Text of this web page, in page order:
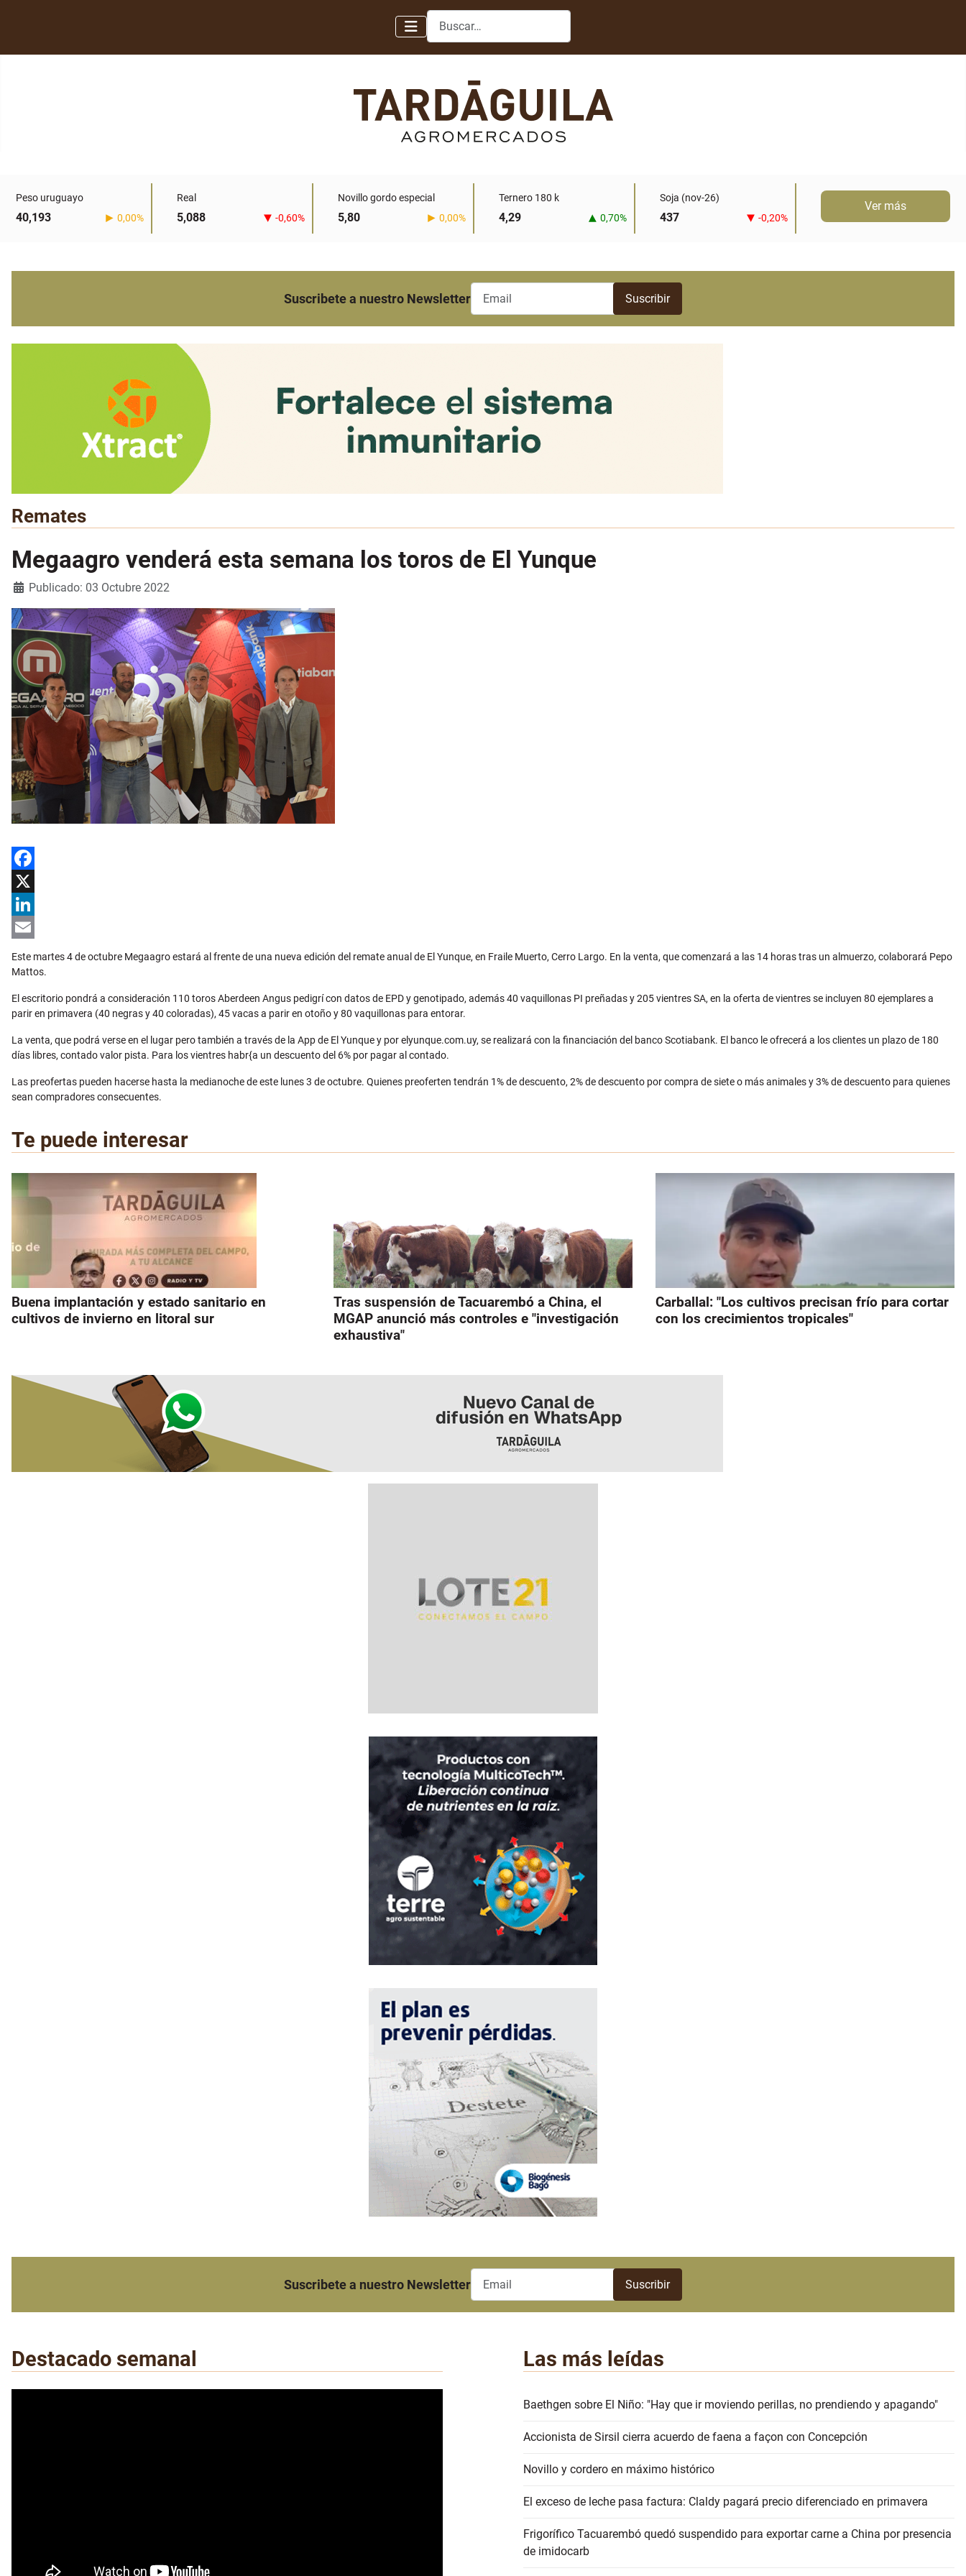
Buscar
Peso uruguayo
40,193 0,00%
Real
5,088 -0,60%
Novillo gordo especial
5,80 0,00%
Ternero 180 k
4,29 0,70%
Soja (nov-26)
437 -0,20%
Ver más
Suscribete a nuestro Newsletter
Remates
Megaagro venderá esta semana los toros de El Yunque
Detalles
Publicado: 03 Octubre 2022
Facebook
X
LinkedIn
Este martes 4 de octubre Megaagro estará al frente de una nueva edición del remate anual de El Yunque, en Fraile Muerto, Cerro Largo. En la venta, que comenzará a las 14 horas tras un almuerzo, colaborará Pepo
Mattos.
El escritorio pondrá a consideración 110 toros Aberdeen Angus pedigrí con datos de EPD y genotipado, además 40 vaquillonas PI preñadas y 205 vientres SA, en la oferta de vientres se incluyen 80 ejemplares a
parir en primavera (40 negras y 40 coloradas), 45 vacas a parir en otoño y 80 vaquillonas para entorar.
La venta, que podrá verse en el lugar pero también a través de la App de El Yunque y por elyunque.com.uy, se realizará con la financiación del banco Scotiabank. El banco le ofrecerá a los clientes un plazo de 180
días libres, contado valor pista. Para los vientres habr{a un descuento del 6% por pagar al contado.
Las preofertas pueden hacerse hasta la medianoche de este lunes 3 de octubre. Quienes preoferten tendrán 1% de descuento, 2% de descuento por compra de siete o más animales y 3% de descuento para quienes
sean compradores consecuentes.
Te puede interesar
Buena implantación y estado sanitario en
cultivos de invierno en litoral sur
Tras suspensión de Tacuarembó a China, el
MGAP anunció más controles e "investigación
exhaustiva"
Carballal: "Los cultivos precisan frío para cortar
con los crecimientos tropicales"
Suscribete a nuestro Newsletter
Destacado semanal Las más leídas
Baethgen sobre El Niño: "Hay que ir moviendo perillas, no prendiendo y apagando"
Accionista de Sirsil cierra acuerdo de faena a façon con Concepción
Novillo y cordero en máximo histórico
El exceso de leche pasa factura: Claldy pagará precio diferenciado en primavera
Frigorífico Tacuarembó quedó suspendido para exportar carne a China por presencia
de imidocarb